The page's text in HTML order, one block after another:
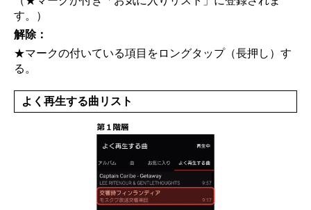
す。）
解除：
★マークの付いている項目をロングタップ（長押し）す
る。
よく再生する曲リスト